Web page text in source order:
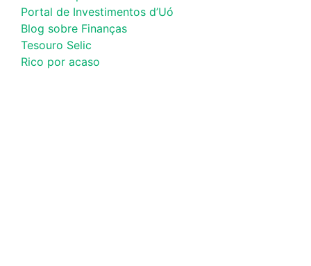
Portal de Investimentos d’Uó
Blog sobre Finanças
Tesouro Selic
Rico por acaso